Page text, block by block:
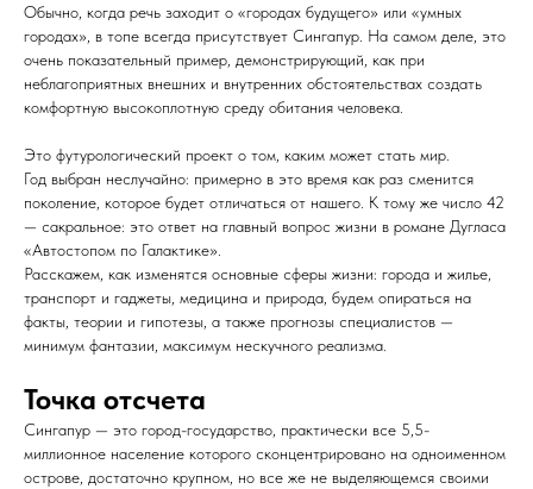
Обычно, когда речь заходит о «городах будущего» или «умных
городах», в топе всегда присутствует Сингапур. На самом деле, это
очень показательный пример, демонстрирующий, как при
неблагоприятных внешних и внутренних обстоятельствах создать
комфортную высокоплотную среду обитания человека.
Это футурологический проект о том, каким может стать мир.
Год выбран неслучайно: примерно в это время как раз сменится
поколение, которое будет отличаться от нашего. К тому же число 42
— сакральное: это ответ на главный вопрос жизни в романе Дугласа
«Автостопом по Галактике».
Расскажем, как изменятся основные сферы жизни: города и жилье,
транспорт и гаджеты, медицина и природа, будем опираться на
факты, теории и гипотезы, а также прогнозы специалистов —
минимум фантазии, максимум нескучного реализма.
Точка отсчета
Сингапур — это город-государство, практически все 5,5-
миллионное население которого сконцентрировано на одноименном
острове, достаточно крупном, но все же не выделяющемся своими